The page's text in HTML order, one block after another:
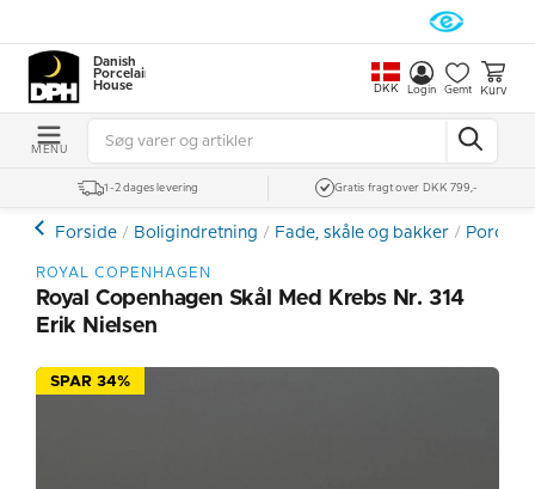
Danish
Porcelain
House
DKK Login Gemt Kurv
MENU
1-2 dages levering Gratis fragt over DKK 799,-
Forside Boligindretning Fade, skåle og bakker
ROYAL COPENHAGEN
Royal Copenhagen Skål Med Krebs Nr. 314
Erik Nielsen
SPAR 34%